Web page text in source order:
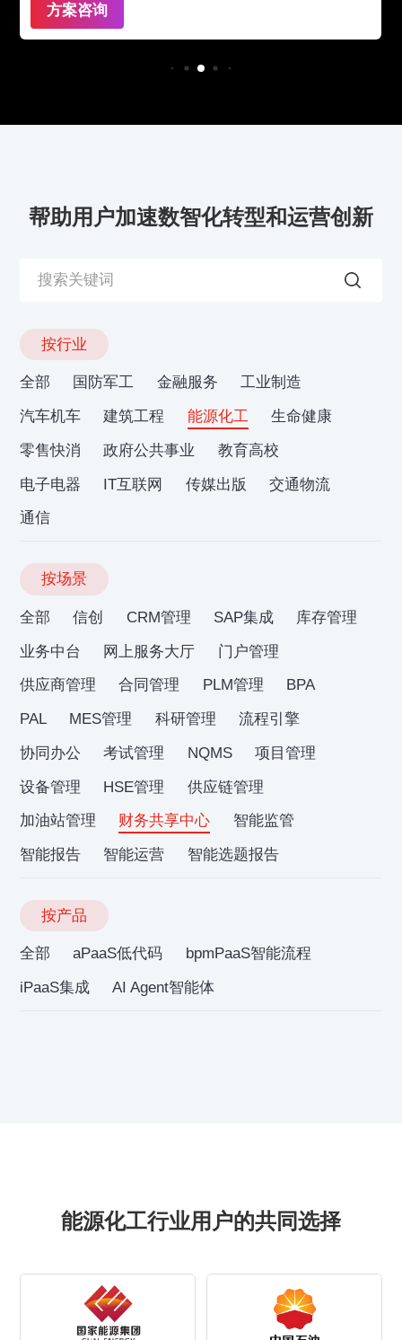
方案咨询
帮助用户加速数智化转型和运营创新
按行业
全部 国防军工 金融服务
工业制造
汽车机车
建筑工程 能源化工
生命健康
零售快消
政府公共事业
教育高校
电子电器
IT互联网 传媒出版
交通物流
通信
按场景
全部 信创 CRM管理 SAP集成
库存管理
业务中台
网上服务大厅
门户管理
供应商管理
合同管理 PLM管理
BPA
PAL
MES管理 科研管理
流程引擎
协同办公
考试管理 NQMS
项目管理
设备管理
HSE管理
供应链管理
加油站管理
财务共享中心
智能监管
智能报告
智能运营 智能选题报告
按产品
全部 aPaaS低代码
bpmPaaS智能流程
iPaaS集成
AI Agent智能体
能源化工行业用户的共同选择